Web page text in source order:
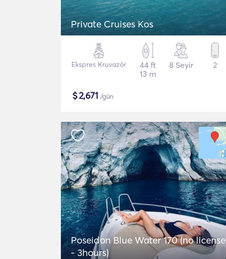
Private Cruises Kos
Ekspres Kruvazör
44 ft
13 m
8 Seyir 2
$2,671 /gün
Poseidon Blue Water 170 (no license
- 3hours)